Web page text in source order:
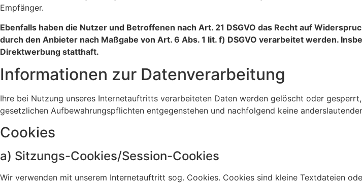
Empfänger.
Ebenfalls haben die Nutzer und Betroffenen nach Art. 21 DSGVO das Recht auf
durch den Anbieter nach Maßgabe von Art. 6 Abs. 1 lit. f) DSGVO verarbeitet werden.
Direktwerbung statthaft.
Informationen zur Datenverarbeitung
Ihre bei Nutzung unseres Internetauftritts verarbeiteten Daten werden gelöscht oder
gesetzlichen Aufbewahrungspflichten entgegenstehen und nachfolgend keine
Cookies
a) Sitzungs-Cookies/Session-Cookies
Wir verwenden mit unserem Internetauftritt sog. Cookies. Cookies sind kleine Textdateien